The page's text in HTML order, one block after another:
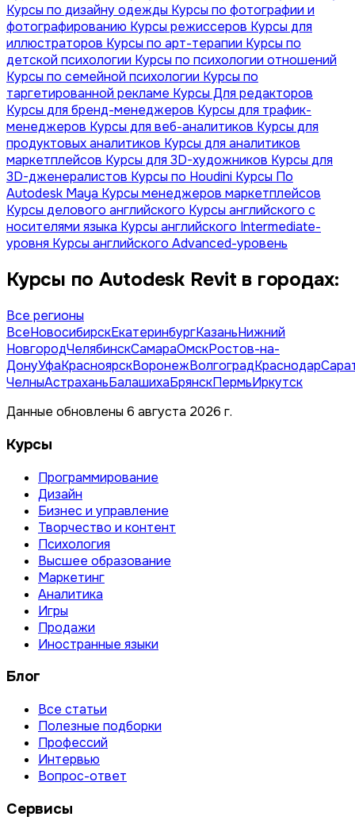
Курсы по дизайну одежды Курсы по фотографии и
фотографированию Курсы режиссеров Курсы для
иллюстраторов Курсы по арт-терапии Курсы по
детской психологии Курсы по психологии отношений
Курсы по семейной психологии Курсы по
таргетированной рекламе Курсы Для редакторов
Курсы для бренд-менеджеров Курсы для трафик-
менеджеров Курсы для веб-аналитиков Курсы для
продуктовых аналитиков Курсы для аналитиков
маркетплейсов Курсы для 3D-художников Курсы для
3D-дженералистов Курсы по Houdini Курсы По
Autodesk Maya Курсы менеджеров маркетплейсов
Курсы делового английского Курсы английского с
носителями языка Курсы английского Intermediate-
уровня Курсы английского Advanced-уровень
Курсы по Autodesk Revit в городах:
Все регионы
ВсеНовосибирскЕкатеринбургКазаньНижний
НовгородЧелябинскСамараОмскРостов-на-
ДонуУфаКрасноярскВоронежВолгоградКраснодар
ЧелныАстраханьБалашихаБрянскПермьИркутск
Данные обновлены 6 августа 2026 г.
Курсы
Программирование
Дизайн
Бизнес и управление
Творчество и контент
Психология
Высшее образование
Маркетинг
Аналитика
Игры
Продажи
Иностранные языки
Блог
Все статьи
Полезные подборки
Профессий
Интервью
Вопрос-ответ
Сервисы